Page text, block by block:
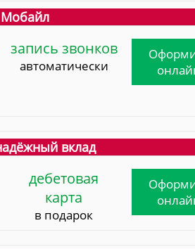
запись звонков
автоматически
вклад
дебетовая
карта
в подарок